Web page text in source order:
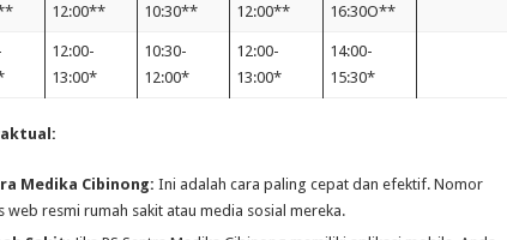
12:00**
10:30**
12:00**
16:30O**
12:00-
13:00*
10:30-
12:00*
12:00-
13:00*
14:00-
15:30*
Medika Cibinong: Ini adalah cara paling cepat dan efektif. Nomor
resmi rumah sakit atau media sosial mereka.